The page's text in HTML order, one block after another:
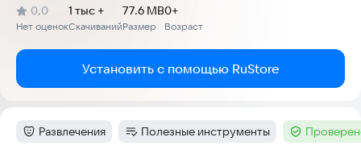
Рейтинг:
0,0
(
Нет оценок
)
Скачиваний
1 тыс +
Размер
77.6 MB
Возраст
0+
Установить с помощью RuStore
Категория:
Развлечения Категория:
Полезные инструменты Тег :